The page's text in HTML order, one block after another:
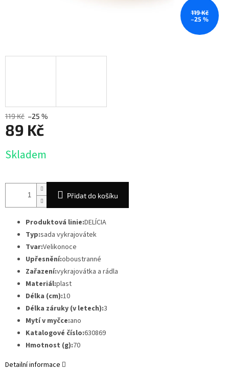
119 Kč
–25 %
119 Kč –25 %
89 Kč
cena:
Skladem
Přidat do košíku
Produktová linie:DELÍCIA
Typ:sada vykrajovátek
Tvar:Velikonoce
Upřesnění:oboustranné
Zařazení:vykrajovátka a rádla
Materiál:plast
Délka (cm):10
Délka záruky (v letech):3
Mytí v myčce:ano
Katalogové číslo:630869
Hmotnost (g):70
Detailní informace